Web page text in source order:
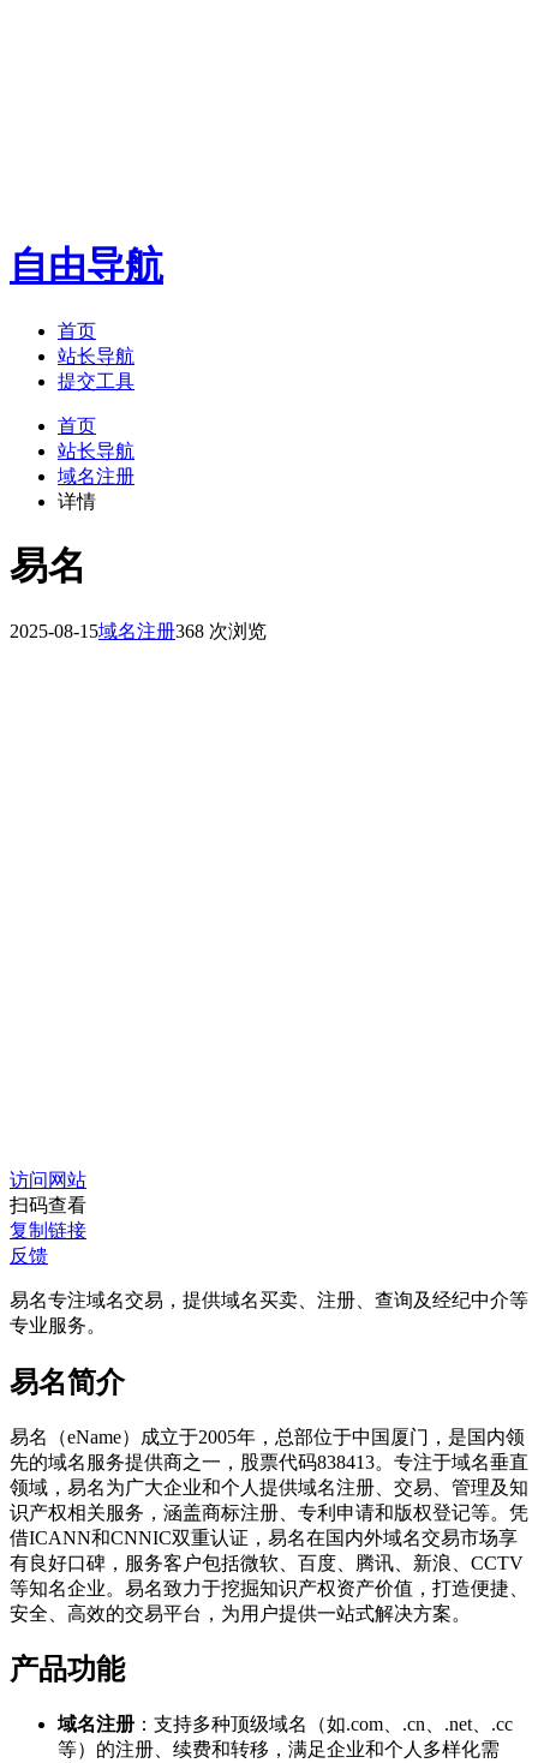
自由导航
首页
站长导航
提交工具
首页
站长导航
域名注册
详情
易名
2025-08-15域名注册368 次浏览
访问网站
扫码查看
复制链接
反馈
易名专注域名交易，提供域名买卖、注册、查询及经纪中介等
专业服务。
易名简介
易名（eName）成立于2005年，总部位于中国厦门，是国内领
先的域名服务提供商之一，股票代码838413。专注于域名垂直
领域，易名为广大企业和个人提供域名注册、交易、管理及知
识产权相关服务，涵盖商标注册、专利申请和版权登记等。凭
借ICANN和CNNIC双重认证，易名在国内外域名交易市场享
有良好口碑，服务客户包括微软、百度、腾讯、新浪、CCTV
等知名企业。易名致力于挖掘知识产权资产价值，打造便捷、
安全、高效的交易平台，为用户提供一站式解决方案。
产品功能
域名注册 ：支持多种顶级域名（如.com、.cn、.net、.cc
等）的注册、续费和转移，满足企业和个人多样化需